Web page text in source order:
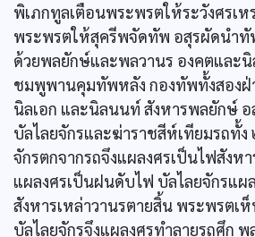
พิเภกทูลเตือนพระพรตให้ระวังศรเ
พระพรตให้สุครีพจัดทัพ อสุรผัดนำทั
ด้วยพลยักษ์และพลวานร องคตและ
ชมพูพานคุมทัพหลัง กองทัพทั้งสอง
นิลเอก และนิลนนท์ สังหารพลยักษ์
บัลไลยจักรและฆ่าราชสีห์เทียมรถทั้
จักรตกจากรถจึงแผลงศรเป็นไฟสังห
แผลงศรเป็นฝนดับไฟ บัลไลยจักรแ
สังหารเหล่าวานรตายสิ้น พระพรตเ
บัลไลยจักรจึงแผลงศรทำลายรถศึก